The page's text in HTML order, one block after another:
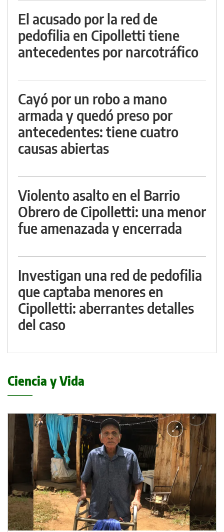
El acusado por la red de
pedofilia en Cipolletti tiene
antecedentes por narcotráfico
Cayó por un robo a mano
armada y quedó preso por
antecedentes: tiene cuatro
causas abiertas
Violento asalto en el Barrio
Obrero de Cipolletti: una menor
fue amenazada y encerrada
Investigan una red de pedofilia
que captaba menores en
Cipolletti: aberrantes detalles
del caso
Ciencia y Vida